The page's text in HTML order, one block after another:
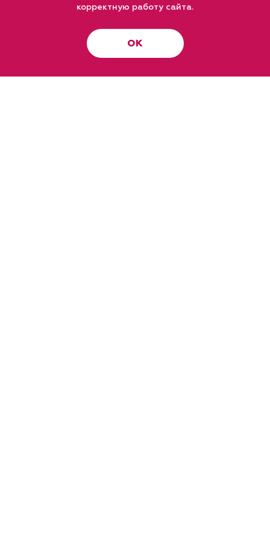
корректную работу сайта.
ОК